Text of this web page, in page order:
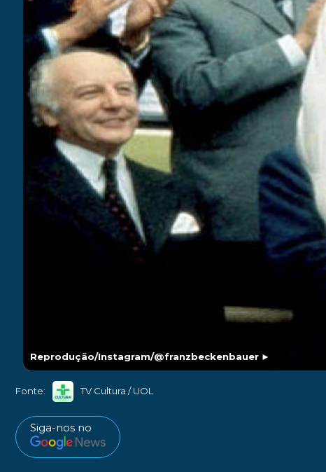
Reprodução/Instagram/@franzbeckenbauer ►
Fonte: TV Cultura / UOL
Siga-nos no